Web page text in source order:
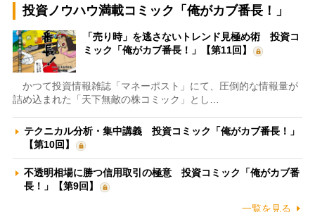
投資ノウハウ満載コミック「俺がカブ番長！」
「売り時」を逃さないトレンド見極め術 投資コ
ミック「俺がカブ番長！」【第11回】
かつて投資情報雑誌「マネーポスト」にて、圧倒的な情報量が
詰め込まれた「天下無敵の株コミック」とし…
テクニカル分析・集中講義 投資コミック「俺がカブ番長！」
【第10回】
不透明相場に勝つ信用取引の極意 投資コミック「俺がカブ番
長！」【第9回】
一覧を見る